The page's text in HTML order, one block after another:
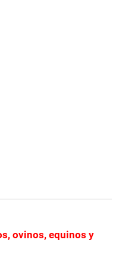
ovinos, equinos y